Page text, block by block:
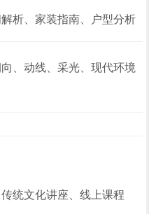
析、家装指南、户型分析
、动线、采光、现代环境
统文化讲座、线上课程